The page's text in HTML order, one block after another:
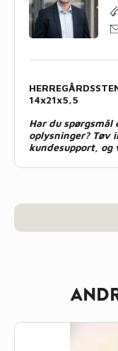
14x21x5,5
Har du
oplysninger? Tøv
kundesupport,